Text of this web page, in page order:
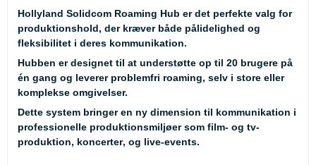
Hollyland Solidcom Roaming Hub er det perfekte valg for
produktionshold, der kræver både pålidelighed og
fleksibilitet i deres kommunikation.
Hubben er designet til at understøtte op til 20 brugere på
én gang og leverer problemfri roaming, selv i store eller
komplekse omgivelser.
Dette system bringer en ny dimension til kommunikation i
professionelle produktionsmiljøer som film- og tv-
produktion, koncerter, og live-events.